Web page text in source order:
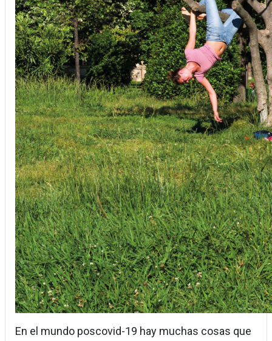
En el mundo poscovid-19 hay muchas cosas que